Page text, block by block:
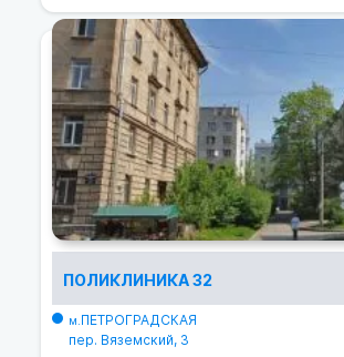
ПОЛИКЛИНИКА 32
м.ПЕТРОГРАДСКАЯ
пер. Вяземский, 3